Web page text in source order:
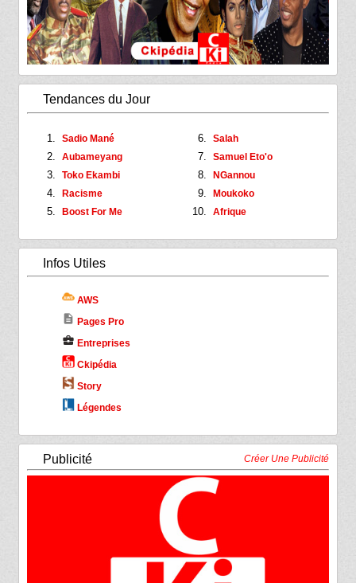
Tendances du Jour
Sadio Mané
Aubameyang
Toko Ekambi
Racisme
Boost For Me
Salah
Samuel Eto'o
NGannou
Moukoko
Afrique
Infos Utiles
AWS
description Pages Pro
business_center Entreprises
Ckipédia
Story
Légendes
Publicité Créer Une Publicité